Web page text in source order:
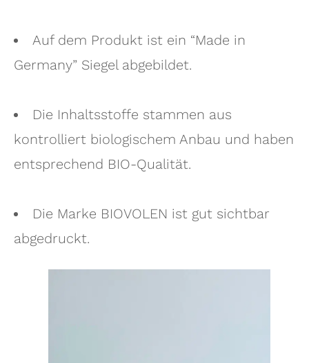
Auf dem Produkt ist ein “Made in
Germany” Siegel abgebildet.
Die Inhaltsstoffe stammen aus
kontrolliert biologischem Anbau und haben
entsprechend BIO-Qualität.
Die Marke BIOVOLEN ist gut sichtbar
abgedruckt.